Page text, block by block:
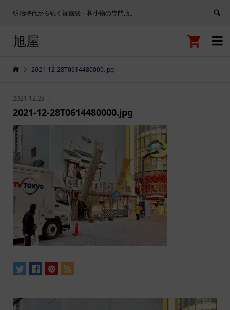
明治時代から続く祝儀袋・和小物の専門店。

旭屋 
2021-12-28T0614480000.jpg
2021.12.28
2021-12-28T0614480000.jpg